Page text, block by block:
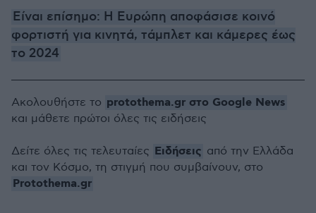
Είναι επίσημο: Η Ευρώπη αποφάσισε κοινό
φορτιστή για κινητά, τάμπλετ και κάμερες έως
το 2024
Ακολουθήστε το protothema.gr στο Google News
και μάθετε πρώτοι όλες τις ειδήσεις
Δείτε όλες τις τελευταίες Ειδήσεις από την Ελλάδα
και τον Κόσμο, τη στιγμή που συμβαίνουν, στο
Protothema.gr